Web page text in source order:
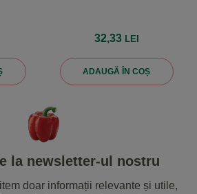
32,33 LEI
ADAUGĂ ÎN COȘ
la newsletter-ul nostru
doar informații relevante și utile,